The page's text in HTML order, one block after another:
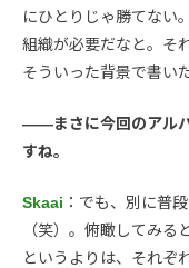
にひとりじゃ勝てない
組織が必要だなと。そ
そういった背景で書い
――まさに今回のアル
すね。
Skaai ：でも、別に普
（笑）。俯瞰してみる
というよりは、それぞ